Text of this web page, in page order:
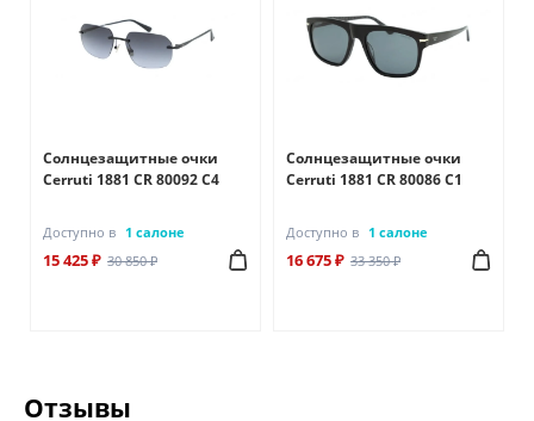
Солнцезащитные очки
Cerruti 1881 CR 80092 C4
Доступно в 1 салоне
15 425 ₽ 30 850 ₽
Солнцезащитные очки
Cerruti 1881 CR 80086 C1
Доступно в 1 салоне
16 675 ₽ 33 350 ₽
Отзывы